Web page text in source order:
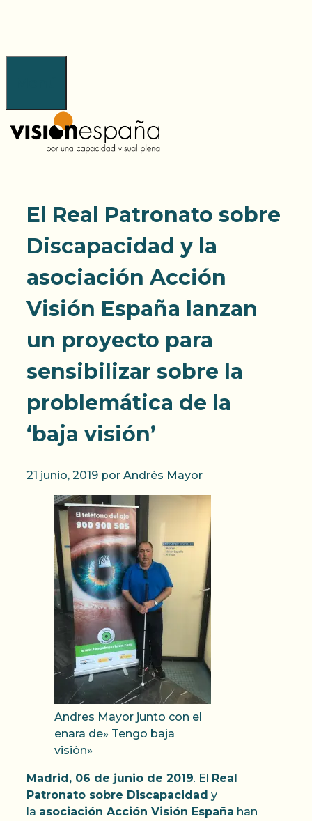
El Real Patronato sobre
Discapacidad y la
asociación Acción
Visión España lanzan
un proyecto para
sensibilizar sobre la
problemática de la
‘baja visión’
21 junio, 2019 por Andrés Mayor
Andres Mayor junto con el
enara de» Tengo baja
visión»
Madrid, 06 de junio de 2019. El Real
Patronato sobre Discapacidad y
la asociación Acción Visión España han